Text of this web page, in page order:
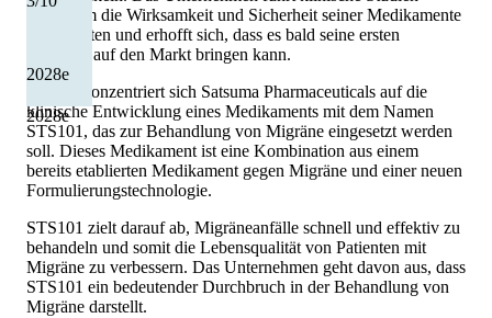
2028e
2028e
durch, um die Wirksamkeit und Sicherheit seiner Medikamente
zu bewerten und erhofft sich, dass es bald seine ersten
Produkte auf den Markt bringen kann.
Aktuell konzentriert sich Satsuma Pharmaceuticals auf die
klinische Entwicklung eines Medikaments mit dem Namen
STS101, das zur Behandlung von Migräne eingesetzt werden
soll. Dieses Medikament ist eine Kombination aus einem
bereits etablierten Medikament gegen Migräne und einer neuen
Formulierungstechnologie.
STS101 zielt darauf ab, Migräneanfälle schnell und effektiv zu
behandeln und somit die Lebensqualität von Patienten mit
Migräne zu verbessern. Das Unternehmen geht davon aus, dass
STS101 ein bedeutender Durchbruch in der Behandlung von
Migräne darstellt.